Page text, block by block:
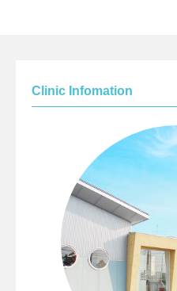
Clinic Infomation